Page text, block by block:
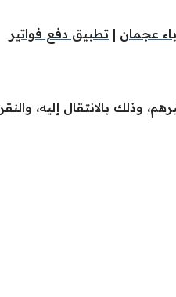
عجمان | تطبيق دفع فواتير
وذلك بالانتقال إليه، والنقر